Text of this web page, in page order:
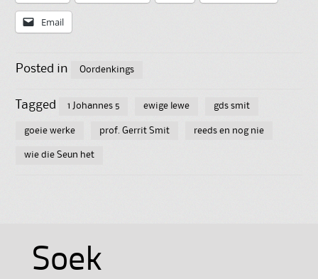
Email
Posted in Oordenkings
Tagged 1 Johannes 5 ewige lewe gds smit
goeie werke prof. Gerrit Smit reeds en nog nie
wie die Seun het
Soek